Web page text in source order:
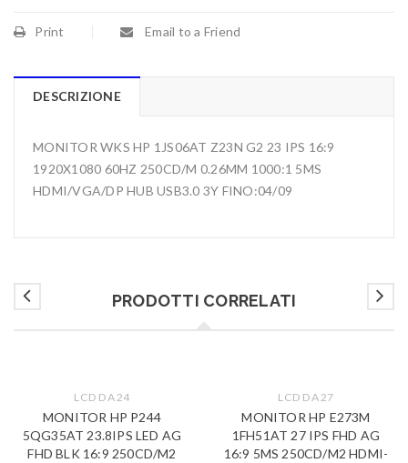
Print Email to a Friend
DESCRIZIONE
MONITOR WKS HP 1JS06AT Z23N G2 23 IPS 16:9
1920X1080 60HZ 250CD/M 0.26MM 1000:1 5MS
HDMI/VGA/DP HUB USB3.0 3Y FINO:04/09
PRODOTTI CORRELATI
LCD DA 24
MONITOR HP P244
5QG35AT 23.8IPS LED AG
FHD BLK 16:9 250CD/M2
LCD DA 27
MONITOR HP E273M
1FH51AT 27 IPS FHD AG
16:9 5MS 250CD/M2 HDMI-